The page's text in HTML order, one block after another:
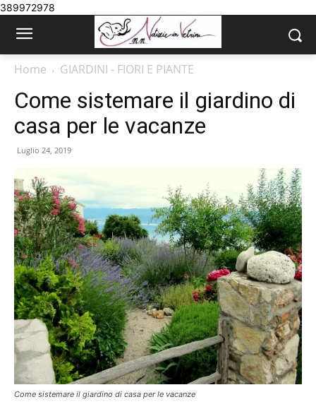
389972978
Home GIARDINI - FIORI E PIANTE
Come sistemare il giardino di
casa per le vacanze
Luglio 24, 2019
Come sistemare il giardino di casa per le vacanze